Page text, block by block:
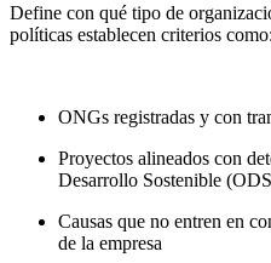
Define con qué tipo de
políticas establecen criterios como:
ONGs registradas y con
Proyectos alineados con
Desarrollo Sostenible
Causas que no entren en
de la empresa